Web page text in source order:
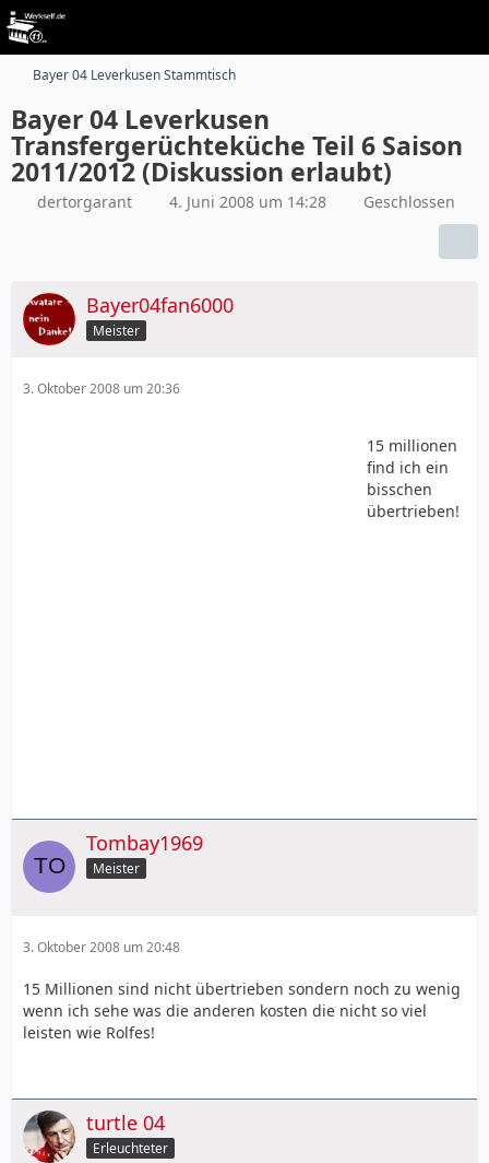
Bayer 04 Leverkusen Stammtisch
Bayer 04 Leverkusen
Transfergerüchteküche Teil 6 Saison
2011/2012 (Diskussion erlaubt)
dertorgarant 4. Juni 2008 um 14:28 Geschlossen
Bayer04fan6000
Meister
3. Oktober 2008 um 20:36
15 millionen
find ich ein
bisschen
übertrieben!
Tombay1969
Meister
3. Oktober 2008 um 20:48
15 Millionen sind nicht übertrieben sondern noch zu wenig
wenn ich sehe was die anderen kosten die nicht so viel
leisten wie Rolfes!
turtle 04
Erleuchteter